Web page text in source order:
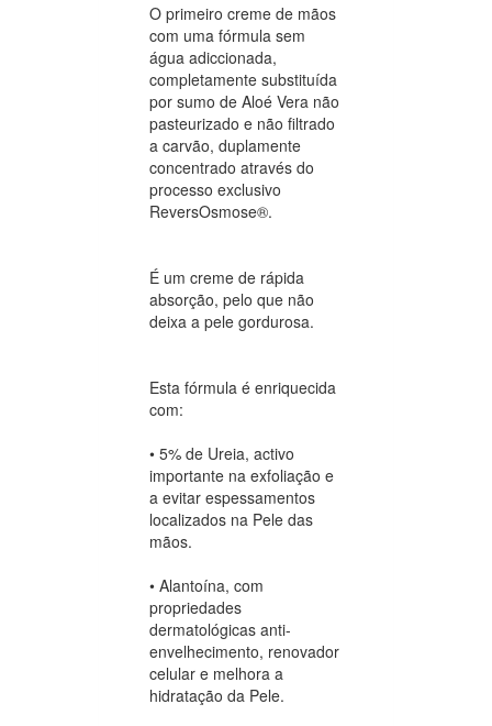
O primeiro creme de mãos
com uma fórmula sem
água adiccionada,
completamente substituída
por sumo de Aloé Vera não
pasteurizado e não filtrado
a carvão, duplamente
concentrado através do
processo exclusivo
ReversOsmose®.
É um creme de rápida
absorção, pelo que não
deixa a pele gordurosa.
Esta fórmula é enriquecida
com:
• 5% de Ureia, activo
importante na exfoliação e
a evitar espessamentos
localizados na Pele das
mãos.
• Alantoína, com
propriedades
dermatológicas anti-
envelhecimento, renovador
celular e melhora a
hidratação da Pele.